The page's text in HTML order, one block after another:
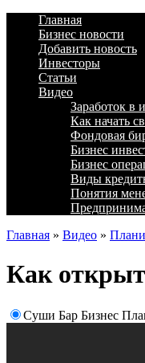
Главная
Бизнес новости
Добавить новость
Инвесторы
Статьи
Видео
Заработок в
Как начать
Фондовая
Бизнес
Бизнес
Виды
Понятия
Главная » Видео »
Как
Суши Бар Бизнес